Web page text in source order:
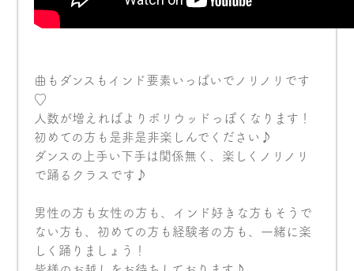
曲もダンスもインド要素いっぱいでノリノリです
♡
人数が増えればよりボリウッドっぽくなります！
初めての方も是非是非楽しんでください♪
ダンスの上手い下手は関係無く、楽しくノリノリ
で踊るクラスです♪
男性の方も女性の方も、インド好きな方もそうで
ない方も、初めての方も経験者の方も、一緒に楽
しく踊りましょう！